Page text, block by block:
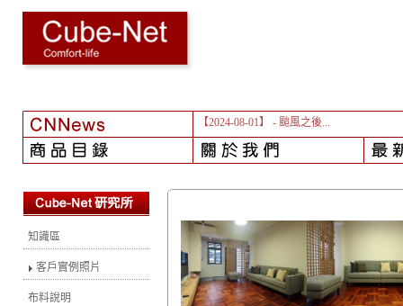
【2024-08-01】 - 颱風之後...
知識區
客戶實例照片
布料說明